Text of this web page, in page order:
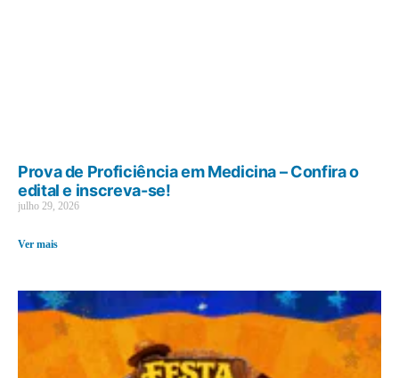
Prova de Proficiência em Medicina – Confira o
edital e inscreva-se!
julho 29, 2026
Ver mais